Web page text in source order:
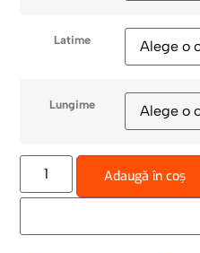
Latime
Lungime
Adaugă în coș